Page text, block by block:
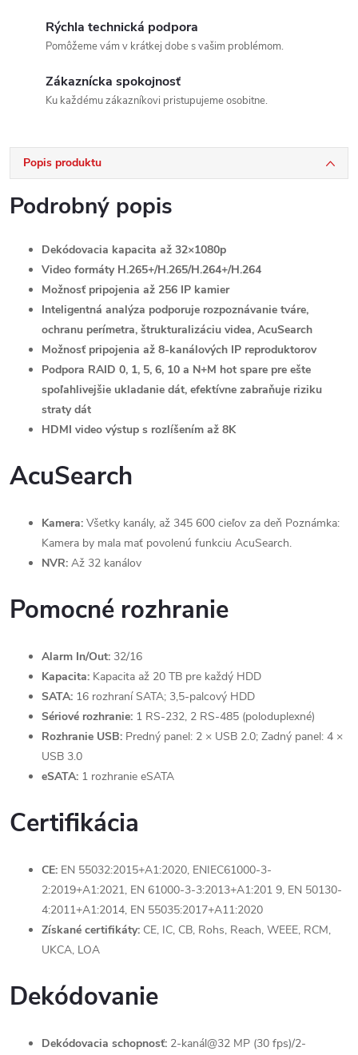
Rýchla technická podpora
Pomôžeme vám v krátkej dobe s vašim problémom.
Zákaznícka spokojnosť
Ku každému zákazníkovi pristupujeme osobitne.
Popis produktu
Podrobný popis
Dekódovacia kapacita až 32×1080p
Video formáty H.265+/H.265/H.264+/H.264
Možnosť pripojenia až 256 IP kamier
Inteligentná analýza podporuje rozpoznávanie tváre,
ochranu perímetra, štrukturalizáciu videa, AcuSearch
Možnosť pripojenia až 8-kanálových IP reproduktorov
Podpora RAID 0, 1, 5, 6, 10 a N+M hot spare pre ešte
spoľahlivejšie ukladanie dát, efektívne zabraňuje riziku
straty dát
HDMI video výstup s rozlíšením až 8K
AcuSearch
Kamera: Všetky kanály, až 345 600 cieľov za deň Poznámka:
Kamera by mala mať povolenú funkciu AcuSearch.
NVR: Až 32 kanálov
Pomocné rozhranie
Alarm In/Out: 32/16
Kapacita: Kapacita až 20 TB pre každý HDD
SATA: 16 rozhraní SATA; 3,5-palcový HDD
Sériové rozhranie: 1 RS-232, 2 RS-485 (poloduplexné)
Rozhranie USB: Predný panel: 2 × USB 2.0; Zadný panel: 4 ×
USB 3.0
eSATA: 1 rozhranie eSATA
Certifikácia
CE: EN 55032:2015+A1:2020, ENIEC61000-3-
2:2019+A1:2021, EN 61000-3-3:2013+A1:201 9, EN 50130-
4:2011+A1:2014, EN 55035:2017+A11:2020
Získané certifikáty: CE, IC, CB, Rohs, Reach, WEEE, RCM,
UKCA, LOA
Dekódovanie
Dekódovacia schopnosť: 2-kanál@32 MP (30 fps)/2-